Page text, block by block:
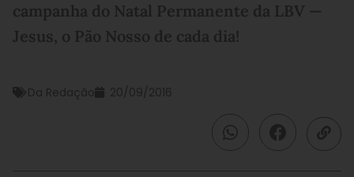
campanha do Natal Permanente da LBV —
Jesus, o Pão Nosso de cada dia!
Da Redação 20/09/2016